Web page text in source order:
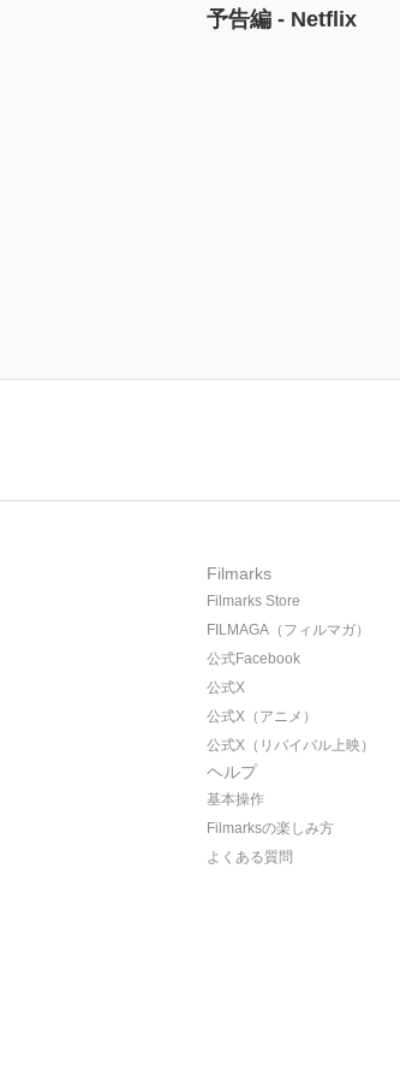
予告編 - Netflix
Filmarks
Filmarks Store
FILMAGA（フィルマガ）
公式Facebook
公式X
公式X（アニメ）
公式X（リバイバル上映）
ヘルプ
基本操作
Filmarksの楽しみ方
よくある質問